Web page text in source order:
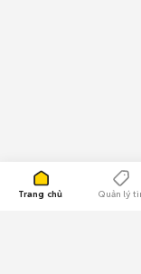
Trang chủ Quản lý